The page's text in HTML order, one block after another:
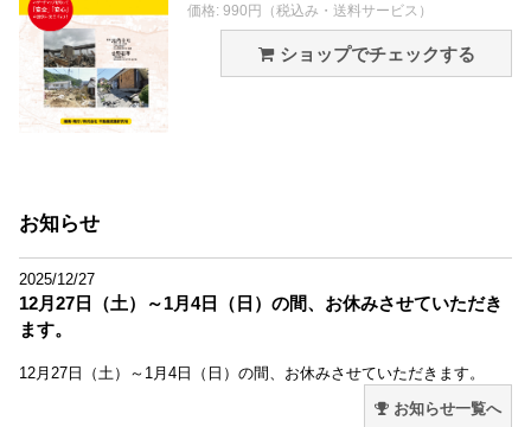
価格: 990円（税込み・送料サービス）
ショップでチェックする
お知らせ
2025/12/27
12月27日（土）～1月4日（日）の間、お休みさせていただき
ます。
12月27日（土）～1月4日（日）の間、お休みさせていただきます。
お知らせ一覧へ